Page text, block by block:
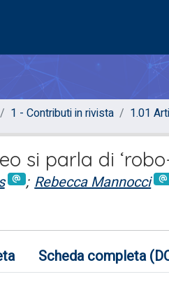
1 - Contributi in rivista 1.01
si parla di
; Rebecca Mannocci
Scheda completa